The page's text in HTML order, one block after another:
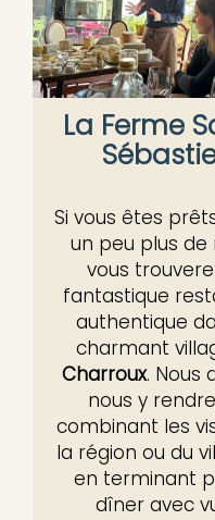
La Ferme
Si vous êtes
un peu plus de
vous
fantastique
authentique
charmant
Charroux. Nous
nous y
combinant les
la région ou du
en terminant
dîner avec